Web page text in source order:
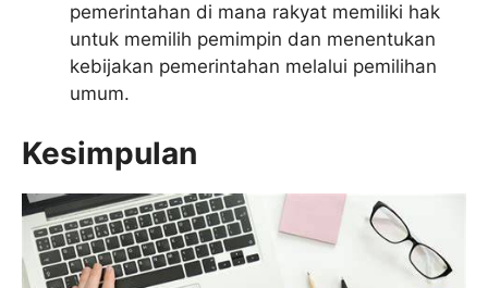
pemerintahan di mana rakyat memiliki hak
untuk memilih pemimpin dan menentukan
kebijakan pemerintahan melalui pemilihan
umum.
Kesimpulan